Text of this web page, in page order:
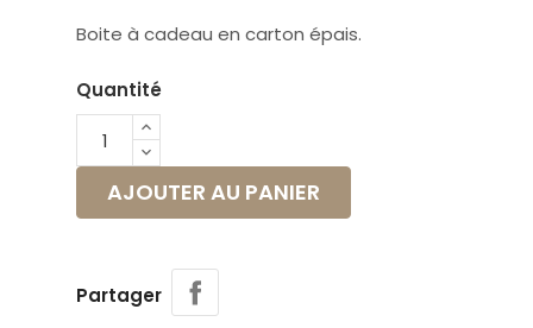
Boite à cadeau en carton épais.
Quantité
AJOUTER AU PANIER
Partager